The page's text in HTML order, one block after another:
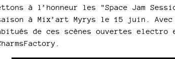
à l’honneur les "Space Jam
à Mix’art Myrys le 15 juin.
de ces scènes ouvertes electro